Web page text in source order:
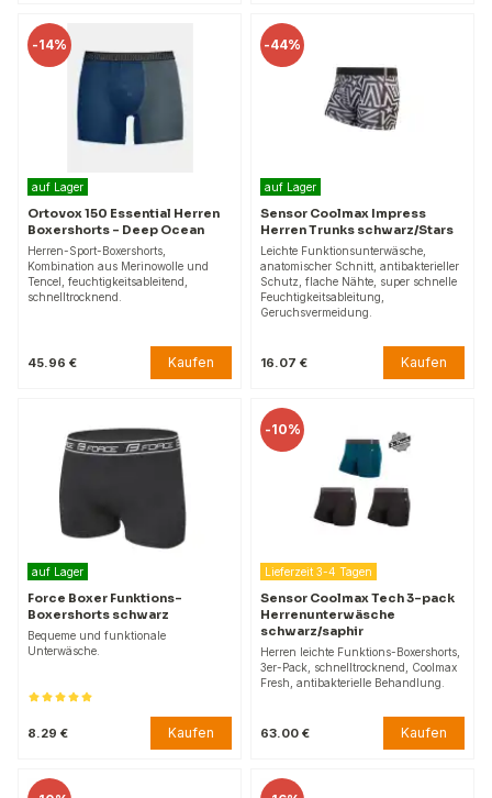
-14%
auf Lager
Ortovox 150 Essential Herren
Boxershorts - Deep Ocean
Herren-Sport-Boxershorts,
Kombination aus Merinowolle und
Tencel, feuchtigkeitsableitend,
schnelltrocknend.
45.96 € Kaufen
-44%
auf Lager
Sensor Coolmax Impress
Herren Trunks schwarz/Stars
Leichte Funktionsunterwäsche,
anatomischer Schnitt, antibakterieller
Schutz, flache Nähte, super schnelle
Feuchtigkeitsableitung,
Geruchsvermeidung.
16.07 € Kaufen
auf Lager
Force Boxer Funktions-
Boxershorts schwarz
Bequeme und funktionale
Unterwäsche.
8.29 € Kaufen
-10%
Lieferzeit 3-4 Tagen
Sensor Coolmax Tech 3-pack
Herrenunterwäsche
schwarz/saphir
Herren leichte Funktions-Boxershorts,
3er-Pack, schnelltrocknend, Coolmax
Fresh, antibakterielle Behandlung.
63.00 € Kaufen